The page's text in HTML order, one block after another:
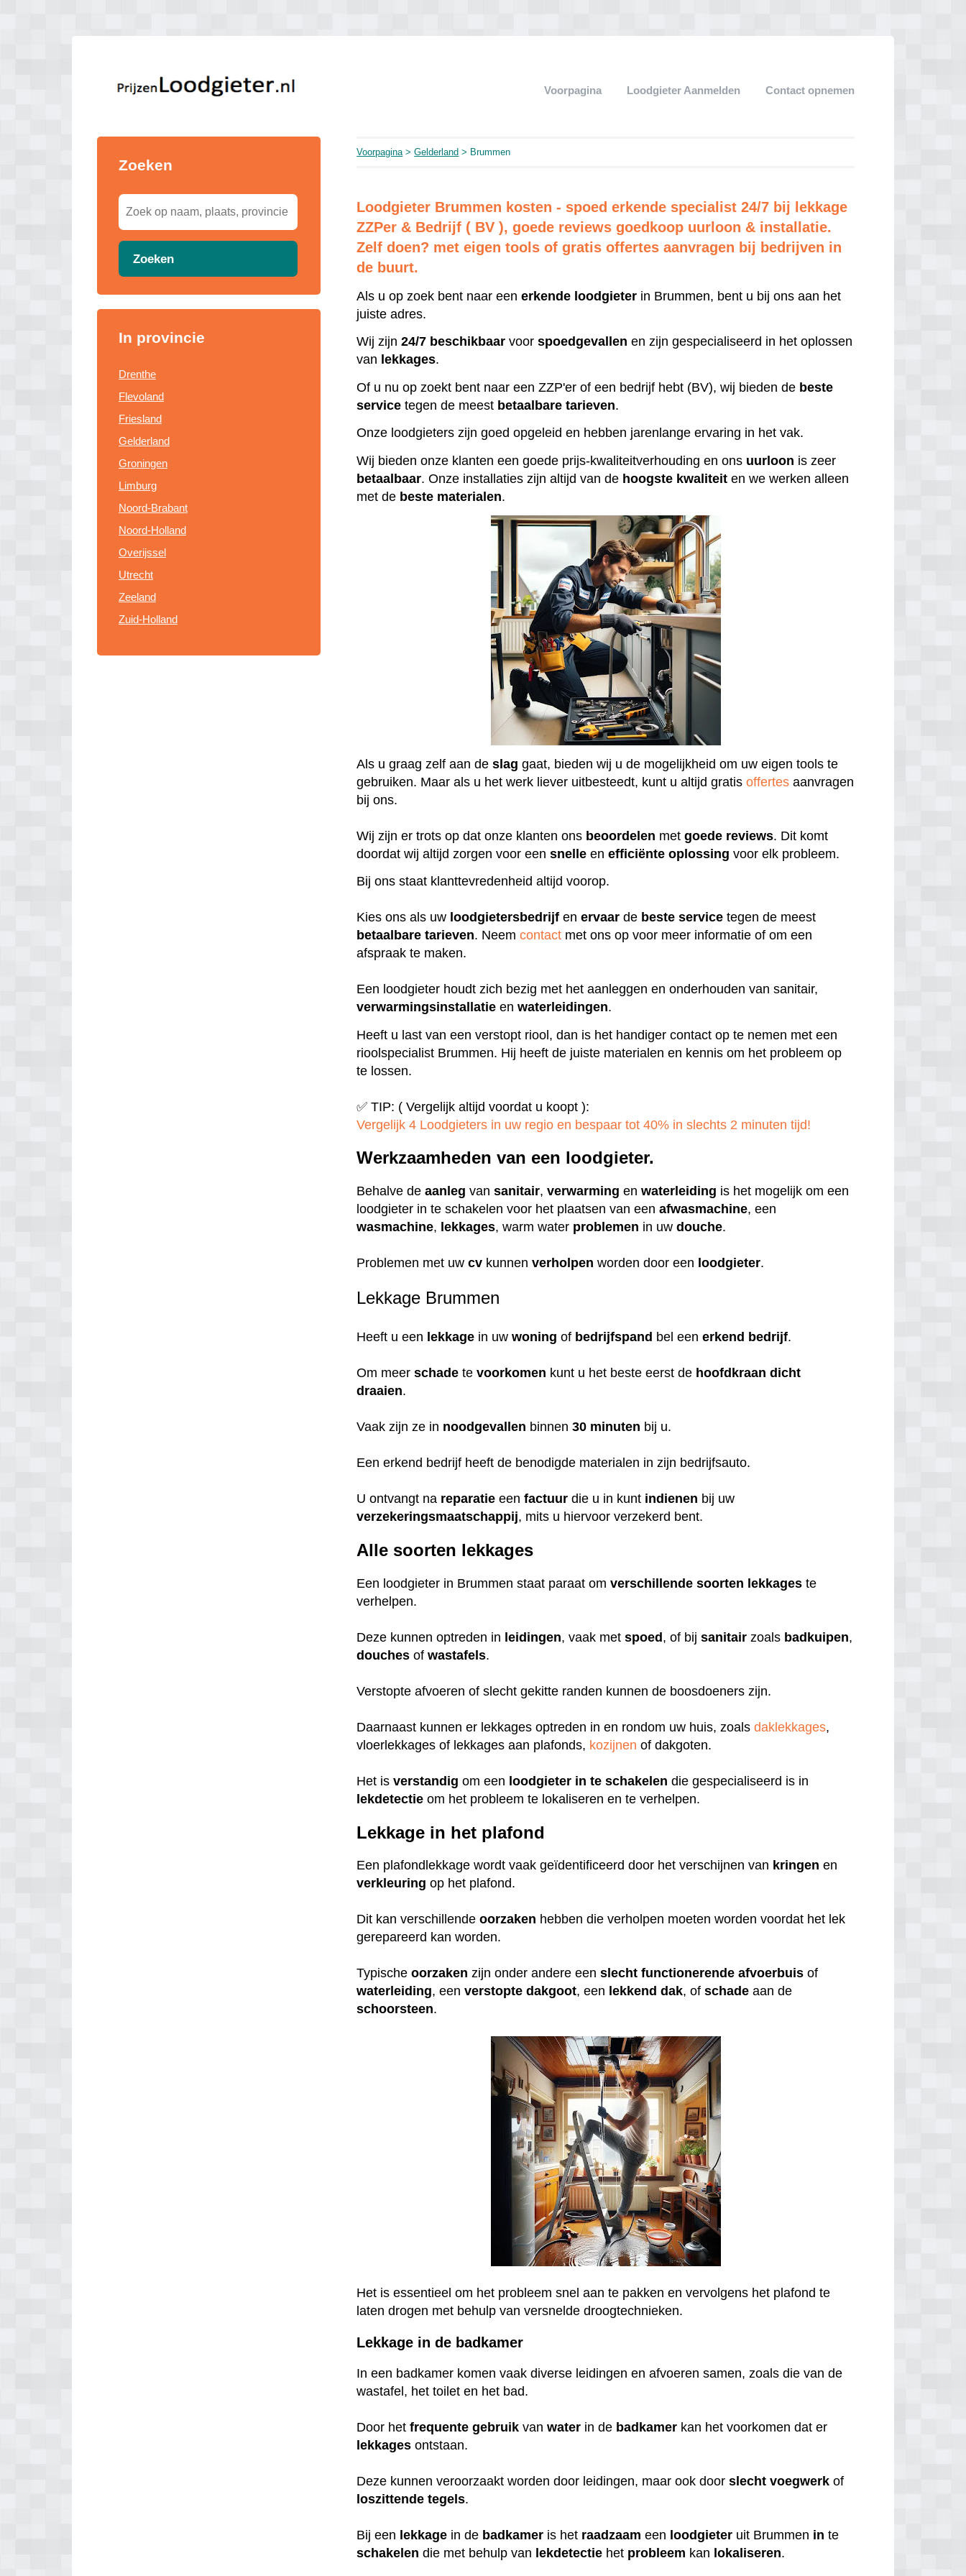
Voorpagina Loodgieter Aanmelden Contact opnemen
Zoeken
Zoeken
In provincie
Drenthe
Flevoland
Friesland
Gelderland
Groningen
Limburg
Noord-Brabant
Noord-Holland
Overijssel
Utrecht
Zeeland
Zuid-Holland
Voorpagina>Gelderland > Brummen
Loodgieter Brummen kosten - spoed erkende specialist 24/7 bij lekkage
ZZPer & Bedrijf ( BV ), goede reviews goedkoop uurloon & installatie.
Zelf doen? met eigen tools of gratis offertes aanvragen bij bedrijven in
de buurt.
Als u op zoek bent naar eenerkende loodgieter in Brummen, bent u bij ons aan het
juiste adres.
Wij zijn24/7 beschikbaar voorspoedgevallen en zijn gespecialiseerd in het oplossen
van lekkages.
Of u nu op zoekt bent naar een ZZP'er of een bedrijf hebt (BV), wij bieden de beste
service tegen de meest betaalbare tarieven.
Onze loodgieters zijn goed opgeleid en hebben jarenlange ervaring in het vak.
Wij bieden onze klanten een goede prijs-kwaliteitverhouding en ons uurloon is zeer
betaalbaar. Onze installaties zijn altijd van de hoogste kwaliteit en we werken alleen
met de beste materialen.
Als u graag zelf aan deslag gaat, bieden wij u de mogelijkheid om uw eigen tools te
gebruiken. Maar als u het werk liever uitbesteedt, kunt u altijd gratisoffertes aanvragen
bij ons.
Wij zijn er trots op dat onze klanten ons beoordelen metgoede reviews. Dit komt
doordat wij altijd zorgen voor eensnelle enefficiënte oplossing voor elk probleem.
Bij ons staat klanttevredenheid altijd voorop.
Kies ons als uw loodgietersbedrijf enervaar de beste service tegen de meest
betaalbare tarieven. Neemcontact met ons op voor meer informatie of om een
afspraak te maken.
Een loodgieter houdt zich bezig met het aanleggen en onderhouden van sanitair,
verwarmingsinstallatie enwaterleidingen.
Heeft u last van een verstopt riool, dan is het handiger contact op te nemen met een
rioolspecialist Brummen. Hij heeft de juiste materialen en kennis om het probleem op
te lossen.
✅ TIP: ( Vergelijk altijd voordat u koopt ):
Vergelijk 4 Loodgieters in uw regio en bespaar tot 40% in slechts 2 minuten tijd!
Werkzaamheden van een loodgieter.
Behalve deaanleg vansanitair,verwarming enwaterleiding is het mogelijk om een
loodgieter in te schakelen voor het plaatsen van eenafwasmachine, een
wasmachine, lekkages, warm water problemen in uwdouche.
Problemen met uwcv kunnenverholpen worden door een loodgieter.
Lekkage Brummen
Heeft u een lekkage in uwwoning of bedrijfspand bel eenerkend bedrijf.
Om meerschade tevoorkomen kunt u het beste eerst de hoofdkraan dicht
draaien.
Vaak zijn ze in noodgevallen binnen30 minuten bij u.
Een erkend bedrijf heeft de benodigde materialen in zijn bedrijfsauto.
U ontvangt na reparatie eenfactuur die u in kunt indienen bij uw
verzekeringsmaatschappij, mits u hiervoor verzekerd bent.
Alle soorten lekkages
Een loodgieter in Brummen staat paraat omverschillende soorten lekkages te
verhelpen.
Deze kunnen optreden in leidingen, vaak metspoed, of bijsanitair zoals badkuipen,
douches ofwastafels.
Verstopte afvoeren of slecht gekitte randen kunnen de boosdoeners zijn.
Daarnaast kunnen er lekkages optreden in en rondom uw huis, zoalsdaklekkages,
vloerlekkages of lekkages aan plafonds, kozijnen of dakgoten.
Het isverstandig om een loodgieter in te schakelen die gespecialiseerd is in
lekdetectie om het probleem te lokaliseren en te verhelpen.
Lekkage in het plafond
Een plafondlekkage wordt vaak geïdentificeerd door het verschijnen van kringen en
verkleuring op het plafond.
Dit kan verschillendeoorzaken hebben die verholpen moeten worden voordat het lek
gerepareerd kan worden.
Typischeoorzaken zijn onder andere eenslecht functionerende afvoerbuis of
waterleiding, eenverstopte dakgoot, een lekkend dak, ofschade aan de
schoorsteen.
Het is essentieel om het probleem snel aan te pakken en vervolgens het plafond te
laten drogen met behulp van versnelde droogtechnieken.
Lekkage in de badkamer
In een badkamer komen vaak diverse leidingen en afvoeren samen, zoals die van de
wastafel, het toilet en het bad.
Door hetfrequente gebruik vanwater in de badkamer kan het voorkomen dat er
lekkages ontstaan.
Deze kunnen veroorzaakt worden door leidingen, maar ook doorslecht voegwerk of
loszittende tegels.
Bij een lekkage in de badkamer is het raadzaam een loodgieter uit Brummen in te
schakelen die met behulp van lekdetectie het probleem kan lokaliseren.